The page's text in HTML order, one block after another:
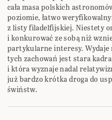
cała masa polskich
poziomie, łatwo
z listy filadelfijskiej. Niestety
i konkurować ze sobą niż
partykularne interesy. Wydaje
tych zachowań jest stara
i która wyznaje nadal
już bardzo krótka droga do
świństw.